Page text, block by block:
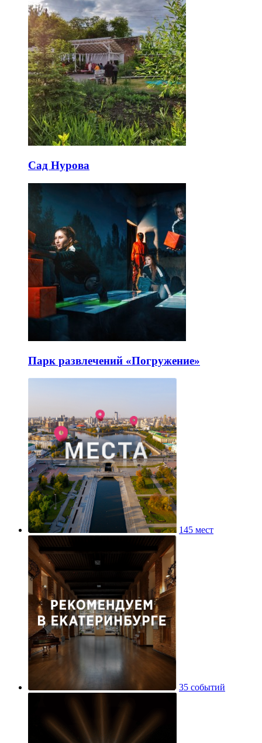
Сад Нурова
Парк развлечений «Погружение»
145 мест
35 событий